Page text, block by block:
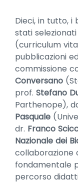
Dieci, in tutto, i
stati
(curriculum
pubblicazioni
commissione
Conversano
prof. Stefano
Parthenope),
Pasquale
dr. Franco
Nazionale dei
collaborazione
fondamentale
percorso